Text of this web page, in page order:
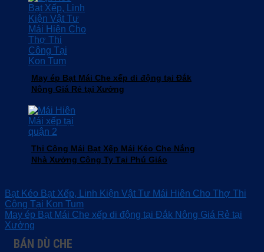
May ép Bạt Mái Che xếp di động tại Đắk
Nông Giá Rẻ tại Xưởng
Thi Công Mái Bạt Xếp Mái Kéo Che Nắng
Nhà Xưởng Công Ty Tại Phú Giáo
Bạt Kéo Bạt Xếp, Linh Kiện Vật Tư Mái Hiên Cho Thợ Thi
Công Tại Kon Tum
May ép Bạt Mái Che xếp di động tại Đắk Nông Giá Rẻ tại
Xưởng
BÁN DÙ CHE